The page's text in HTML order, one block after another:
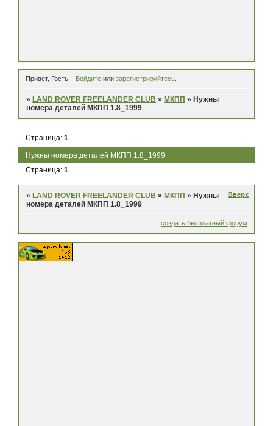
Привет, Гость! Войдитеили зарегистрируйтесь.
» LAND ROVER FREELANDER CLUB » МКПП » Нужны
номера деталей МКПП 1.8_1999
Нужны номера деталей МКПП 1.8_1999
Страница:1
Страница:1
»LAND ROVER FREELANDER CLUB »МКПП »Нужны
номера деталей МКПП 1.8_1999
Вверх
создать бесплатный форум